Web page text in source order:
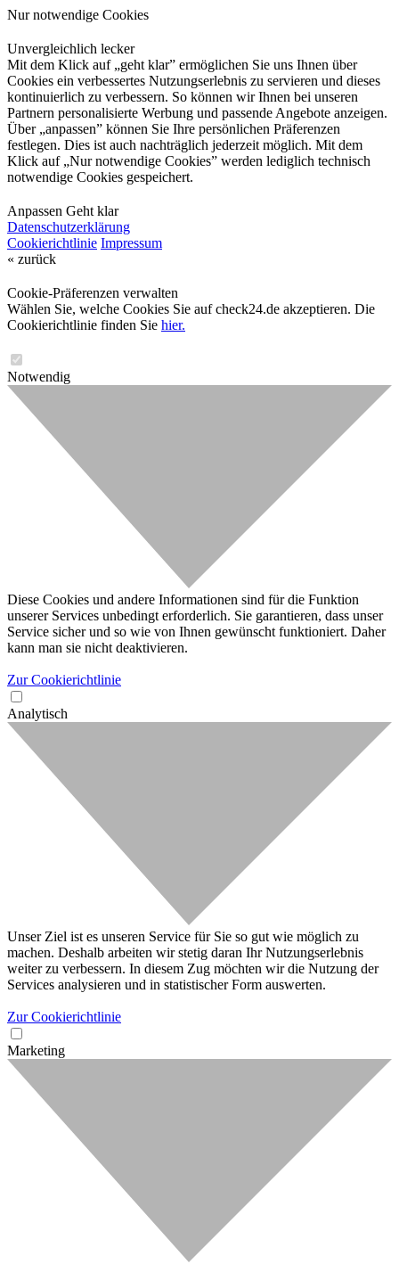
Nur notwendige Cookies
Unvergleichlich lecker
Mit dem Klick auf „geht klar” ermöglichen Sie uns Ihnen über
Cookies ein verbessertes Nutzungserlebnis zu servieren und dieses
kontinuierlich zu verbessern. So können wir Ihnen bei unseren
Partnern personalisierte Werbung und passende Angebote anzeigen.
Über „anpassen” können Sie Ihre persönlichen Präferenzen
festlegen. Dies ist auch nachträglich jederzeit möglich. Mit dem
Klick auf „Nur notwendige Cookies” werden lediglich technisch
notwendige Cookies gespeichert.
Anpassen Geht klar
Datenschutzerklärung
Cookierichtlinie Impressum
« zurück
Cookie-Präferenzen verwalten
Wählen Sie, welche Cookies Sie auf check24.de akzeptieren. Die
Cookierichtlinie finden Sie hier.
Notwendig
Diese Cookies und andere Informationen sind für die Funktion
unserer Services unbedingt erforderlich. Sie garantieren, dass unser
Service sicher und so wie von Ihnen gewünscht funktioniert. Daher
kann man sie nicht deaktivieren.
Zur Cookierichtlinie
Analytisch
Unser Ziel ist es unseren Service für Sie so gut wie möglich zu
machen. Deshalb arbeiten wir stetig daran Ihr Nutzungserlebnis
weiter zu verbessern. In diesem Zug möchten wir die Nutzung der
Services analysieren und in statistischer Form auswerten.
Zur Cookierichtlinie
Marketing